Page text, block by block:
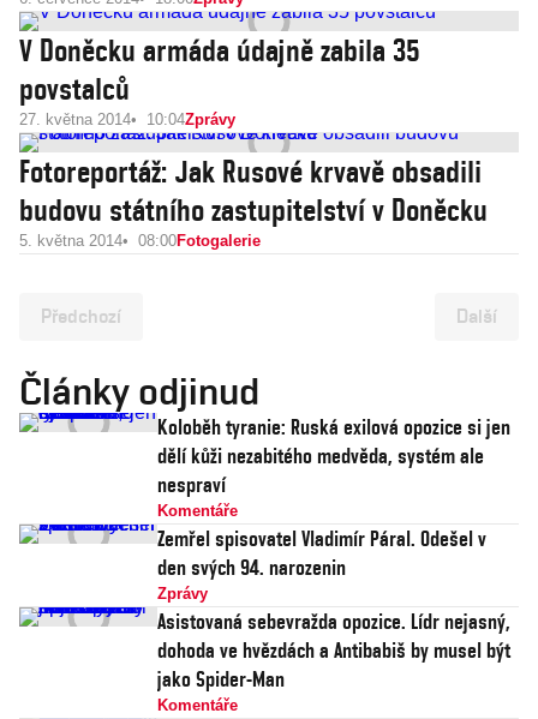
V Doněcku armáda údajně zabila 35
povstalců
27. května 2014 10:04Zprávy
Fotoreportáž: Jak Rusové krvavě obsadili
budovu státního zastupitelství v Doněcku
5. května 2014 08:00Fotogalerie
Předchozí Další
Články odjinud
Koloběh tyranie: Ruská exilová opozice si jen
dělí kůži nezabitého medvěda, systém ale
nespraví
Komentáře
Zemřel spisovatel Vladimír Páral. Odešel v
den svých 94. narozenin
Zprávy
Asistovaná sebevražda opozice. Lídr nejasný,
dohoda ve hvězdách a Antibabiš by musel být
jako Spider-Man
Komentáře